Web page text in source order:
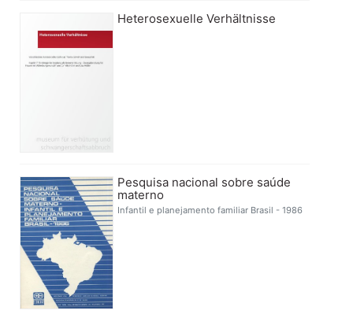
Heterosexuelle Verhältnisse
Pesquisa nacional sobre saúde
materno
Infantil e planejamento familiar Brasil - 1986